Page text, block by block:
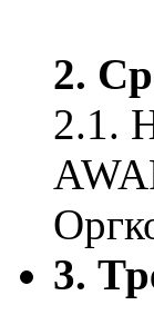
2.
2.1.
3.